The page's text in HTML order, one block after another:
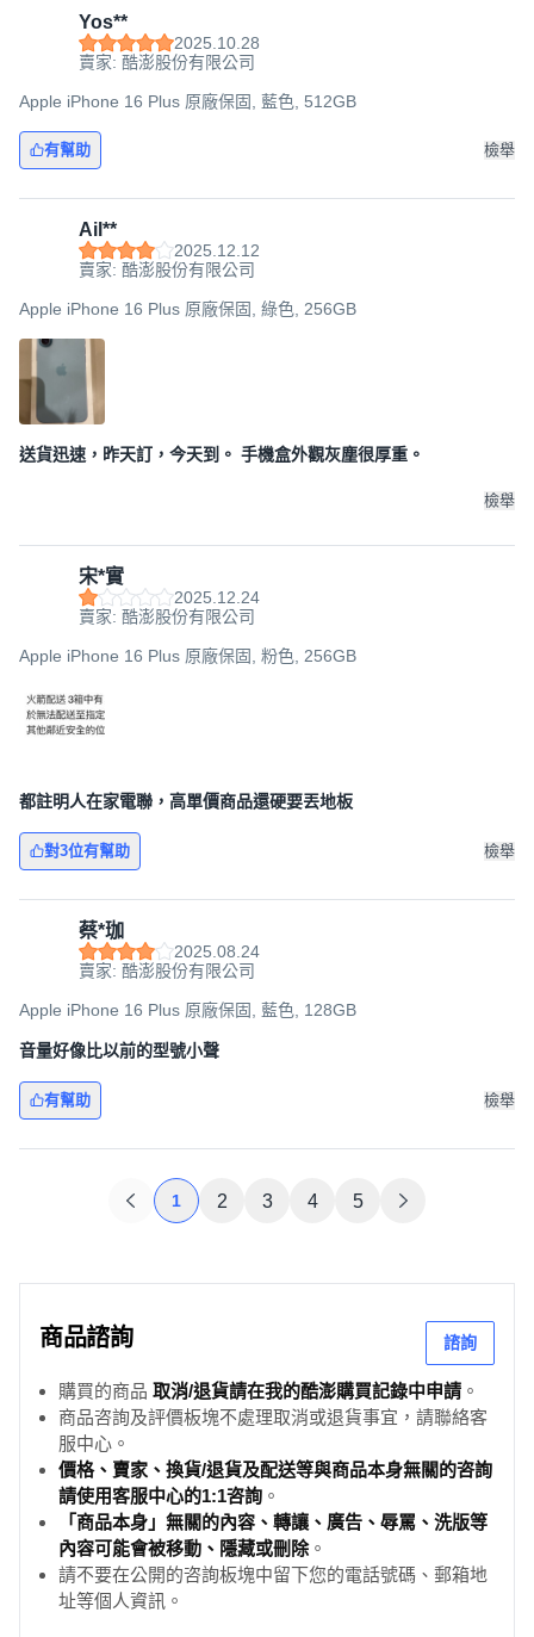
Yos**
2025.10.28
賣家: 酷澎股份有限公司
Apple iPhone 16 Plus 原廠保固, 藍色, 512GB
有幫助 檢舉
Ail**
2025.12.12
賣家: 酷澎股份有限公司
Apple iPhone 16 Plus 原廠保固, 綠色, 256GB
送貨迅速，昨天訂，今天到。 手機盒外觀灰塵很厚重。
檢舉
宋*實
2025.12.24
賣家: 酷澎股份有限公司
Apple iPhone 16 Plus 原廠保固, 粉色, 256GB
都註明人在家電聯，高單價商品還硬要丟地板
對3位有幫助 檢舉
蔡*珈
2025.08.24
賣家: 酷澎股份有限公司
Apple iPhone 16 Plus 原廠保固, 藍色, 128GB
音量好像比以前的型號小聲
有幫助 檢舉
1 2 3 4 5
商品諮詢 諮詢
購買的商品 取消/退貨請在我的酷澎購買記錄中申請 。
商品咨詢及評價板塊不處理取消或退貨事宜，請聯絡客
服中心。
價格、賣家、換貨/退貨及配送等與商品本身無關的咨詢
請使用客服中心的1:1咨詢 。
「商品本身」無關的內容、轉讓、廣告、辱罵、洗版等
內容可能會被移動、隱藏或刪除。
請不要在公開的咨詢板塊中留下您的電話號碼、郵箱地
址等個人資訊。